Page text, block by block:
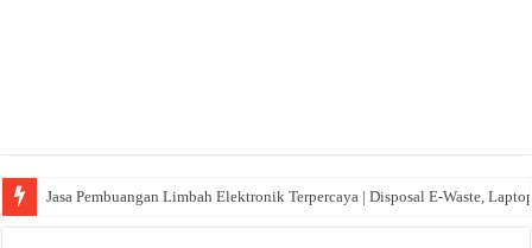
Jasa Pembuangan Limbah Elektronik Terpercaya | Disposal E-Waste,